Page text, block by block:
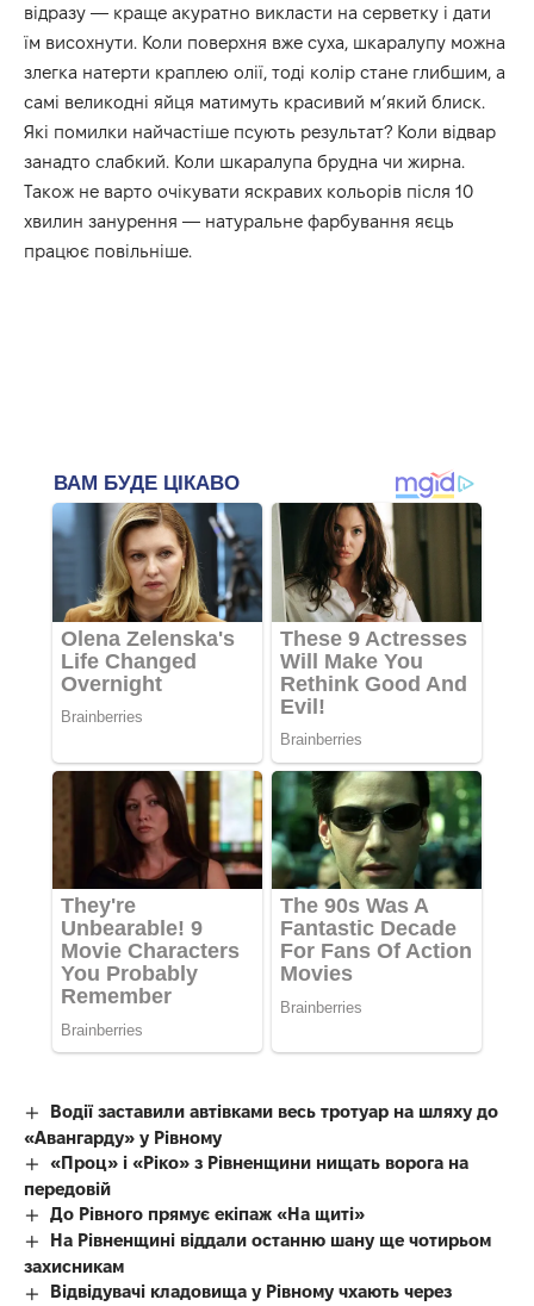
відразу — краще акуратно викласти на серветку і дати
їм висохнути. Коли поверхня вже суха, шкаралупу можна
злегка натерти краплею олії, тоді колір стане глибшим, а
самі великодні яйця матимуть красивий м’який блиск.
Які помилки найчастіше псують результат? Коли відвар
занадто слабкий. Коли шкаралупа брудна чи жирна.
Також не варто очікувати яскравих кольорів після 10
хвилин занурення — натуральне фарбування яєць
працює повільніше.
Водії заставили автівками весь тротуар на шляху до
«Авангарду» у Рівному
«Проц» і «Ріко» з Рівненщини нищать ворога на
передовій
До Рівного прямує екіпаж «На щиті»
На Рівненщині віддали останню шану ще чотирьом
захисникам
Відвідувачі кладовища у Рівному чхають через